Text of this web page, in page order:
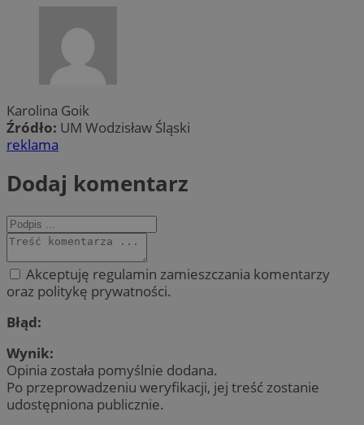
Karolina Goik
Źródło: UM Wodzisław Śląski
reklama
Dodaj komentarz
Akceptuję regulamin zamieszczania komentarzy
oraz politykę prywatności.
Błąd:
Wynik:
Opinia została pomyślnie dodana.
Po przeprowadzeniu weryfikacji, jej treść zostanie
udostępniona publicznie.